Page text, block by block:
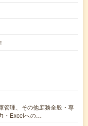
管理、その他庶務全般・専
・Excelへの…